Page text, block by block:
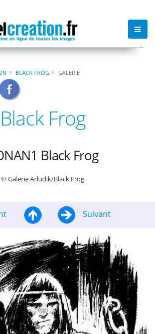
BLACK FROG GALERIE
Black Frog
Black Frog
© Galerie Arludik/Black Frog
Suivant